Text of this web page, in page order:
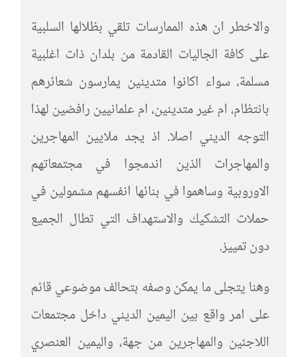
والاخطر ان هذه الممارسات تلقي بظلالها السلبية
على كافة الجاليات القادمة من بلدان ذات اغلبية
مسلمة، سواء اكانوا متدينين يمارسون شعائرهم
بانتظام، ام غير متدينين، ام علمانيين رافضين لهذا
التوجه الديني اصلا. اذ يجد ملايين المهاجرين
والمهاجرات الذين اندمجوا في مجتمعاتهم
الاوروبية وساهموا في بنائها انفسهم مشمولين في
حملات التشكيك والاستهداف التي تطال الجميع
دون تمييز.
وهنا يتجلى ما يمكن وصفه بتحالف موضوعي قائم
على امر واقع بين اليمين الديني داخل مجتمعات
اللاجئين والمهاجرين من جهة، واليمين العنصري